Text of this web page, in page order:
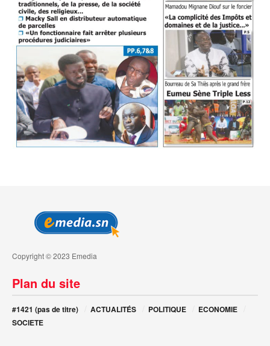
Copyright © 2023 Emedia
Plan du site
#1421 (pas de titre) ACTUALITÉS POLITIQUE
ECONOMIE
SOCIETE